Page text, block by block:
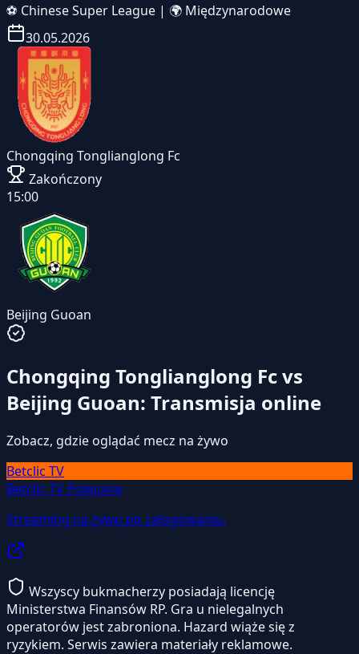
⚽ Chinese Super League | 🌍 Międzynarodowe
30.05.2026
Chongqing Tonglianglong Fc
Zakończony
15:00
Beijing Guoan
Chongqing Tonglianglong Fc vs
Beijing Guoan: Transmisja online
Zobacz, gdzie oglądać mecz na żywo
Betclic TV
Betclic TV Polecane
Streaming na żywo po zalogowaniu.
Wszyscy bukmacherzy posiadają licencję
Ministerstwa Finansów RP. Gra u nielegalnych
operatorów jest zabroniona. Hazard wiąże się z
ryzykiem. Serwis zawiera materiały reklamowe.